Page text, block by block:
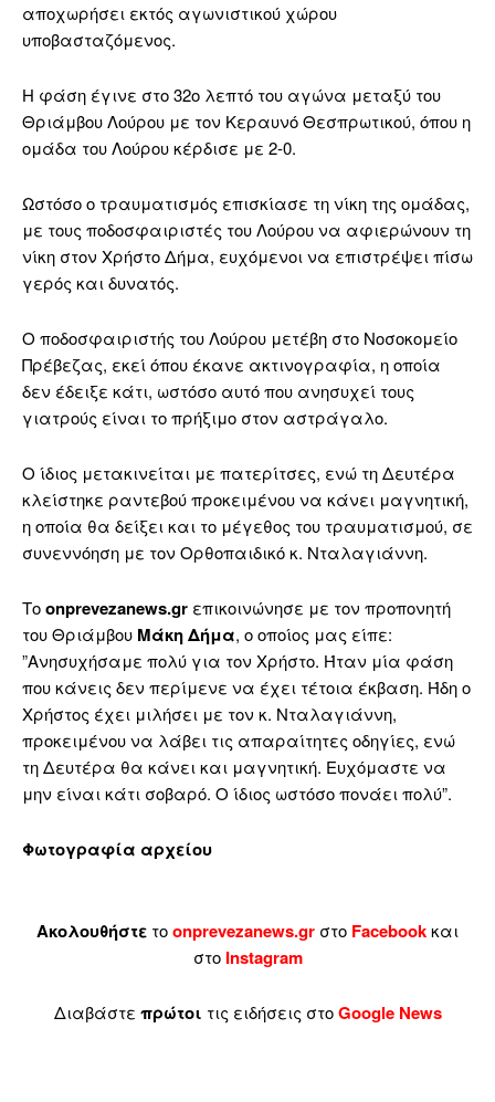
αποχωρήσει εκτός αγωνιστικού χώρου
υποβασταζόμενος.
Η φάση έγινε στο 32ο λεπτό του αγώνα μεταξύ του
Θριάμβου Λούρου με τον Κεραυνό Θεσπρωτικού, όπου η
ομάδα του Λούρου κέρδισε με 2-0.
Ωστόσο ο τραυματισμός επισκίασε τη νίκη της ομάδας,
με τους ποδοσφαιριστές του Λούρου να αφιερώνουν τη
νίκη στον Χρήστο Δήμα, ευχόμενοι να επιστρέψει πίσω
γερός και δυνατός.
Ο ποδοσφαιριστής του Λούρου μετέβη στο Νοσοκομείο
Πρέβεζας, εκεί όπου έκανε ακτινογραφία, η οποία
δεν έδειξε κάτι, ωστόσο αυτό που ανησυχεί τους
γιατρούς είναι το πρήξιμο στον αστράγαλο.
Ο ίδιος μετακινείται με πατερίτσες, ενώ τη Δευτέρα
κλείστηκε ραντεβού προκειμένου να κάνει μαγνητική,
η οποία θα δείξει και το μέγεθος του τραυματισμού, σε
συνεννόηση με τον Ορθοπαιδικό κ. Νταλαγιάννη.
Τοonprevezanews.gr επικοινώνησε με τον προπονητή
του Θριάμβου Μάκη Δήμα, ο οποίος μας είπε:
”Ανησυχήσαμε πολύ για τον Χρήστο. Ήταν μία φάση
που κάνεις δεν περίμενε να έχει τέτοια έκβαση. Ήδη ο
Χρήστος έχει μιλήσει με τον κ. Νταλαγιάννη,
προκειμένου να λάβει τις απαραίτητες οδηγίες, ενώ
τη Δευτέρα θα κάνει και μαγνητική. Ευχόμαστε να
μην είναι κάτι σοβαρό. Ο ίδιος ωστόσο πονάει πολύ”.
Φωτογραφία αρχείου
Ακολουθήστε τοonprevezanews.gr στο Facebookκαι
στο Instagram
Διαβάστε πρώτοι τις ειδήσεις στοGoogle News